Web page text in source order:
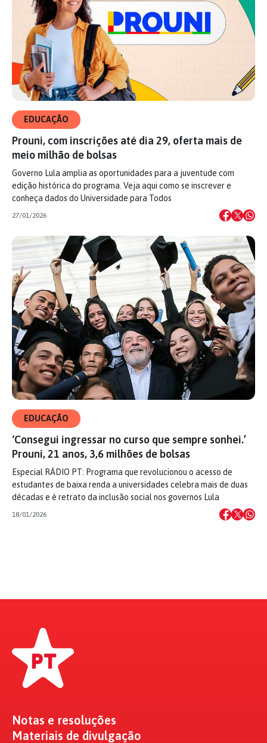
EDUCAÇÃO
Prouni, com inscrições até dia 29, oferta mais de
meio milhão de bolsas
Governo Lula amplia as oportunidades para a juventude com
edição histórica do programa. Veja aqui como se inscrever e
conheça dados do Universidade para Todos
27/01/2026
EDUCAÇÃO
‘Consegui ingressar no curso que sempre sonhei.’
Prouni, 21 anos, 3,6 milhões de bolsas
Especial RÁDIO PT: Programa que revolucionou o acesso de
estudantes de baixa renda a universidades celebra mais de duas
décadas e é retrato da inclusão social nos governos Lula
18/01/2026
Notas e resoluções
Materiais de divulgação